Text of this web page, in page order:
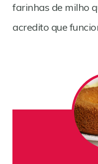
farinhas de milho
acredito que